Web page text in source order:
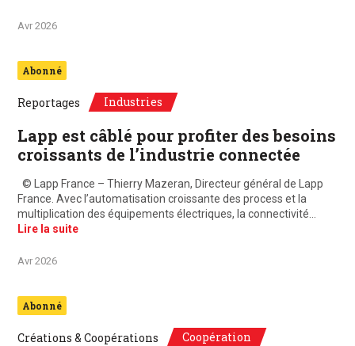
Avr 2026
Abonné
Reportages Industries
Lapp est câblé pour profiter des besoins
croissants de l’industrie connectée
© Lapp France – Thierry Mazeran, Directeur général de Lapp
France. Avec l’automatisation croissante des process et la
multiplication des équipements électriques, la connectivité…
Lire la suite
Avr 2026
Abonné
Créations & Coopérations Coopération